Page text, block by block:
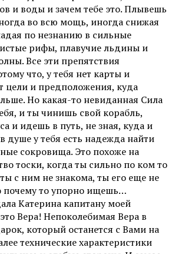
и воды и зачем тебе это. Плывешь
во всю мощь, иногда снижая
по незнанию в сильные
рифы, плавучие льдины и
Все эти препятствия
что, у тебя нет карты и
цели и предположения, куда
Но какая-то невиданная Сила
и ты чинишь свой корабль,
и идешь в путь, не зная, куда и
душе у тебя есть надежда найти
сокровища. Это похоже на
тоски, когда ты сильно по ком то
с ним не знакома, ты его еще не
почему то упорно ищешь…
Катерина капитану моей
Вера! Непоколебимая Вера в
который останется с Вами на
технические характеристики